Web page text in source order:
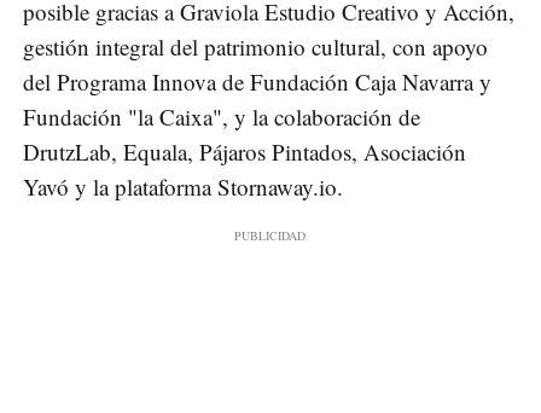
posible gracias a Graviola Estudio Creativo y Acción,
gestión integral del patrimonio cultural, con apoyo
del Programa Innova de Fundación Caja Navarra y
Fundación "la Caixa", y la colaboración de
DrutzLab, Equala, Pájaros Pintados, Asociación
Yavó y la plataforma Stornaway.io.